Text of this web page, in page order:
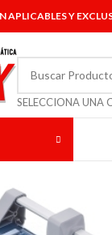
APLICABLES Y